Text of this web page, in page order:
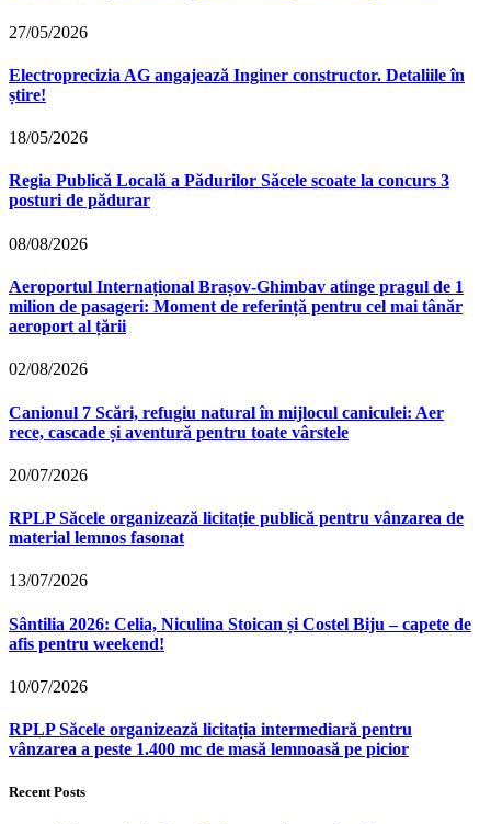
27/05/2026
Electroprecizia AG angajează Inginer constructor. Detaliile în
știre!
18/05/2026
Regia Publică Locală a Pădurilor Săcele scoate la concurs 3
posturi de pădurar
08/08/2026
Aeroportul Internațional Brașov‑Ghimbav atinge pragul de 1
milion de pasageri: Moment de referință pentru cel mai tânăr
aeroport al țării
02/08/2026
Canionul 7 Scări, refugiu natural în mijlocul caniculei: Aer
rece, cascade și aventură pentru toate vârstele
20/07/2026
RPLP Săcele organizează licitație publică pentru vânzarea de
material lemnos fasonat
13/07/2026
Sântilia 2026: Celia, Niculina Stoican și Costel Biju – capete de
afis pentru weekend!
10/07/2026
RPLP Săcele organizează licitația intermediară pentru
vânzarea a peste 1.400 mc de masă lemnoasă pe picior
Recent Posts